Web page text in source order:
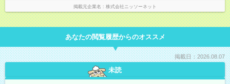
掲載元企業名 株式会社ニッソーネット
あなたの閲覧履歴からのオススメ
掲載日：2026.08.07
未読